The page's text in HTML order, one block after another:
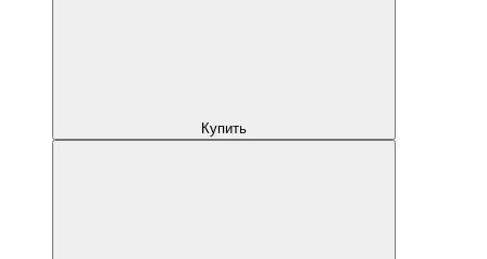
Купить